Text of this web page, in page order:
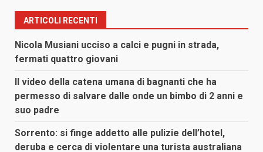
ARTICOLI RECENTI
Nicola Musiani ucciso a calci e pugni in strada,
fermati quattro giovani
Il video della catena umana di bagnanti che ha
permesso di salvare dalle onde un bimbo di 2 anni e
suo padre
Sorrento: si finge addetto alle pulizie dell’hotel,
deruba e cerca di violentare una turista australiana